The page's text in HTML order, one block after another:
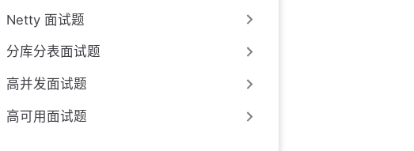
Netty 面试题
分库分表面试题
高并发面试题
高可用面试题